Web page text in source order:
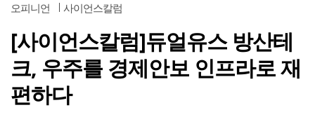
오피니언 사이언스칼럼
[사이언스칼럼]듀얼유스 방산테
크, 우주를 경제안보 인프라로 재
편하다